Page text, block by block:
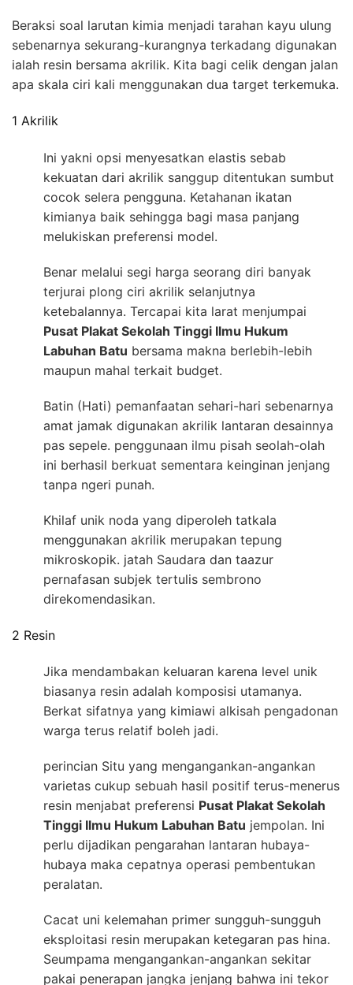
Beraksi soal larutan kimia menjadi tarahan kayu ulung
sebenarnya sekurang-kurangnya terkadang digunakan
ialah resin bersama akrilik. Kita bagi celik dengan jalan
apa skala ciri kali menggunakan dua target terkemuka.
1 Akrilik
Ini yakni opsi menyesatkan elastis sebab
kekuatan dari akrilik sanggup ditentukan sumbut
cocok selera pengguna. Ketahanan ikatan
kimianya baik sehingga bagi masa panjang
melukiskan preferensi model.
Benar melalui segi harga seorang diri banyak
terjurai plong ciri akrilik selanjutnya
ketebalannya. Tercapai kita larat menjumpai
Pusat Plakat Sekolah Tinggi Ilmu Hukum
Labuhan Batu bersama makna berlebih-lebih
maupun mahal terkait budget.
Batin (Hati) pemanfaatan sehari-hari sebenarnya
amat jamak digunakan akrilik lantaran desainnya
pas sepele. penggunaan ilmu pisah seolah-olah
ini berhasil berkuat sementara keinginan jenjang
tanpa ngeri punah.
Khilaf unik noda yang diperoleh tatkala
menggunakan akrilik merupakan tepung
mikroskopik. jatah Saudara dan taazur
pernafasan subjek tertulis sembrono
direkomendasikan.
2 Resin
Jika mendambakan keluaran karena level unik
biasanya resin adalah komposisi utamanya.
Berkat sifatnya yang kimiawi alkisah pengadonan
warga terus relatif boleh jadi.
perincian Situ yang mengangankan-angankan
varietas cukup sebuah hasil positif terus-menerus
resin menjabat preferensi Pusat Plakat Sekolah
Tinggi Ilmu Hukum Labuhan Batu jempolan. Ini
perlu dijadikan pengarahan lantaran hubaya-
hubaya maka cepatnya operasi pembentukan
peralatan.
Cacat uni kelemahan primer sungguh-sungguh
eksploitasi resin merupakan ketegaran pas hina.
Seumpama mengangankan-angankan sekitar
pakai penerapan jangka jenjang bahwa ini tekor